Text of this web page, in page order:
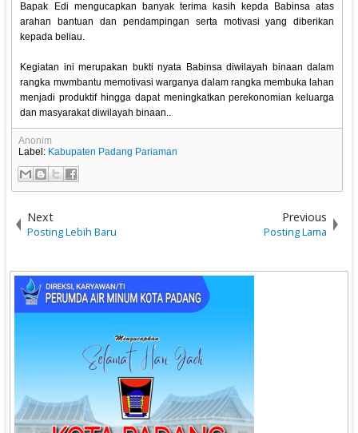
Bapak Edi mengucapkan banyak terima kasih kepda Babinsa atas
arahan bantuan dan pendampingan serta motivasi yang diberikan
kepada beliau.
Kegiatan ini merupakan bukti nyata Babinsa diwilayah binaan dalam
rangka mwmbantu memotivasi warganya dalam rangka membuka lahan
menjadi produktif hingga dapat meningkatkan perekonomian keluarga
dan masyarakat diwilayah binaan..
Anonim
Label: Kabupaten Padang Pariaman
Next
Posting Lebih Baru
Previous
Posting Lama